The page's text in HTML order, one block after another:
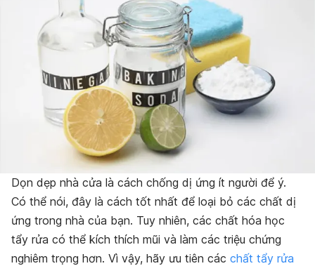
Dọn dẹp nhà cửa là cách chống dị ứng ít người để ý.
Có thể nói, đây là cách tốt nhất để loại bỏ các chất dị
ứng trong nhà của bạn. Tuy nhiên, các chất hóa học
tẩy rửa có thể kích thích mũi và làm các triệu chứng
nghiêm trọng hơn. Vì vậy, hãy ưu tiên các chất tẩy rửa